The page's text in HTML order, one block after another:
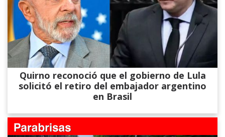
Quirno reconoció que el gobierno de Lula
solicitó el retiro del embajador argentino
en Brasil